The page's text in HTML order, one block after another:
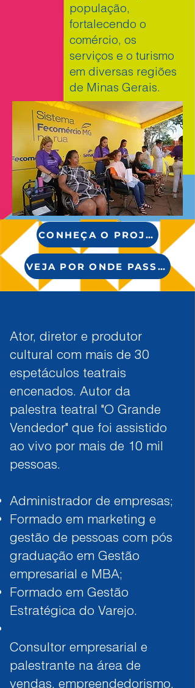
população,
fortalecendo o
comércio, os
serviços e o turismo
em diversas regiões
de Minas Gerais.
CONHEÇA O PROJETO
VEJA POR ONDE PASSAMOS
Ator, diretor e produtor
cultural com mais de 30
espetáculos teatrais
encenados. Autor da
palestra teatral "O Grande
Vendedor" que foi assistido
ao vivo por mais de 10 mil
pessoas.
Administrador de empresas;
Formado em marketing e
gestão de pessoas com pós
graduação em Gestão
empresarial e MBA;
Formado em Gestão
Estratégica do Varejo.
Consultor empresarial e
palestrante na área de
vendas, empreendedorismo,